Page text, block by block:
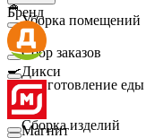
🧹
Уборка помещений
🛒
Сбор заказов
🍳
Приготовление еды
🛠️
Сборка изделий
Бренд
Дикси
Магнит